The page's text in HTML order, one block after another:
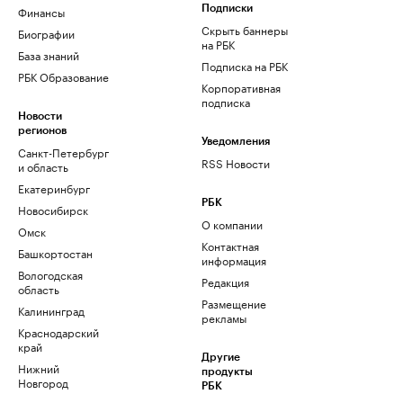
Финансы
Биографии
База знаний
РБК Образование
Новости
регионов
Санкт-Петербург
и область
Екатеринбург
Новосибирск
Омск
Башкортостан
Вологодская
область
Калининград
Краснодарский
край
Нижний
Новгород
Подписки
Скрыть баннеры
на РБК
Подписка на РБК
Корпоративная
подписка
Уведомления
RSS Новости
РБК
О компании
Контактная
информация
Редакция
Размещение
рекламы
Другие
продукты
РБК